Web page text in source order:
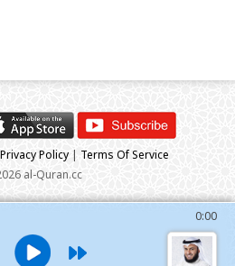
0:00
Privacy Policy| Terms Of Service
al-Quran.cc